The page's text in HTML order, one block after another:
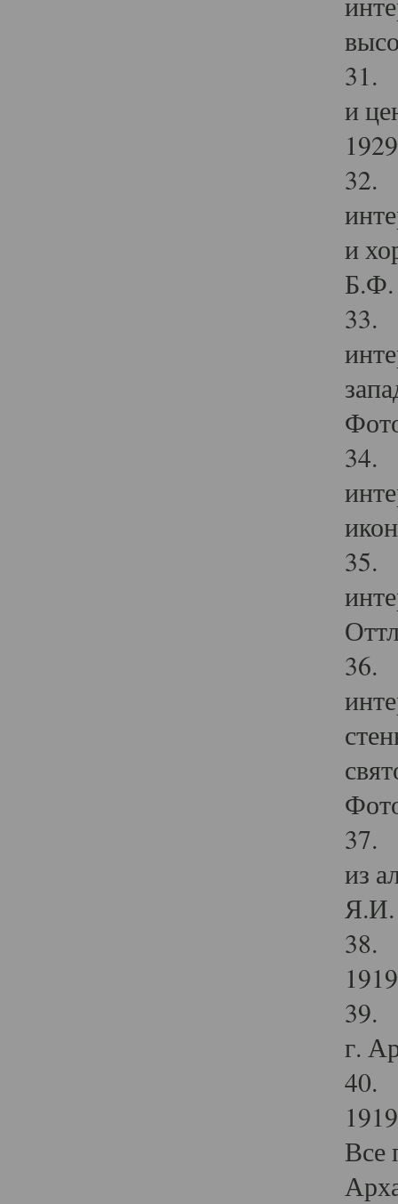
31.
и
32.
и
Б.Ф.
33.
34.
35.
36.
37.
из
Я.И.
38.
39.
г.
40.
Все